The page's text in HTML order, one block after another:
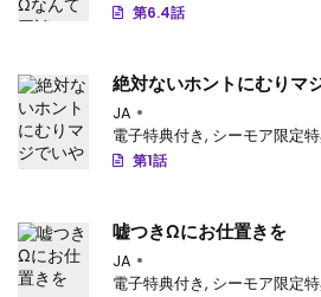
第6.4話
絶対ないホントにむりマ
JA
電子特典付き, シーモア限定
第1話
嘘つきΩにお仕置きを
JA
電子特典付き, シーモア限定